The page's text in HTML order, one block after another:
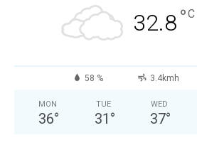
32.8°C
58 % 3.4kmh
MON
36°
TUE
31 °
WED
37°